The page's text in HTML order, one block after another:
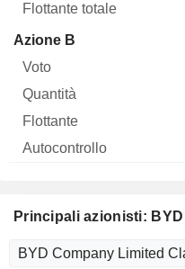
Azione B
Principali azionisti: